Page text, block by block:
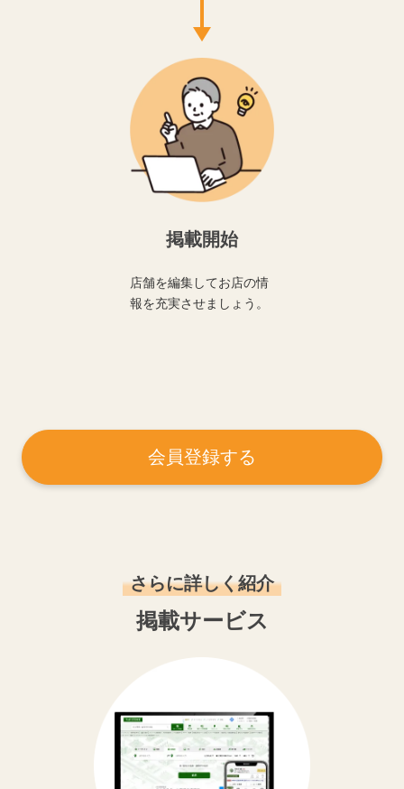
掲載開始
店舗を編集してお店の情
報を充実させましょう。
会員登録する
さらに詳しく紹介
掲載サービス